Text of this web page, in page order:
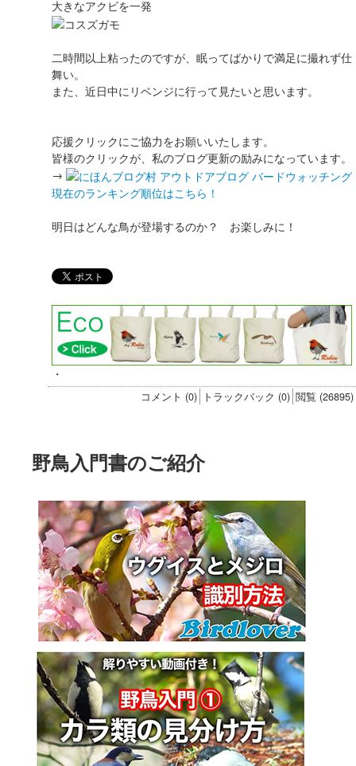
大きなアクビを一発
二時間以上粘ったのですが、眠ってばかりで満足に撮れず仕
舞い。
また、近日中にリベンジに行って見たいと思います。
応援クリックにご協力をお願いいたします。
皆様のクリックが、私のブログ更新の励みになっています。
→
現在のランキング順位はこちら！
明日はどんな鳥が登場するのか？ お楽しみに！
・
コメント (0) トラックバック (0) 閲覧 (26895)
野鳥入門書のご紹介